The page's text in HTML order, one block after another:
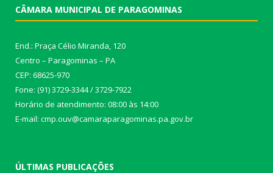
CÂMARA MUNICIPAL DE PARAGOMINAS
End.: Praça Célio Miranda, 120
Centro – Paragominas – PA
CEP: 68625-970
Fone: (91) 3729-3344 / 3729-7922
Horário de atendimento: 08:00 às 14:00
E-mail: cmp.ouv@camaraparagominas.pa.gov.br
ÚLTIMAS PUBLICAÇÕES